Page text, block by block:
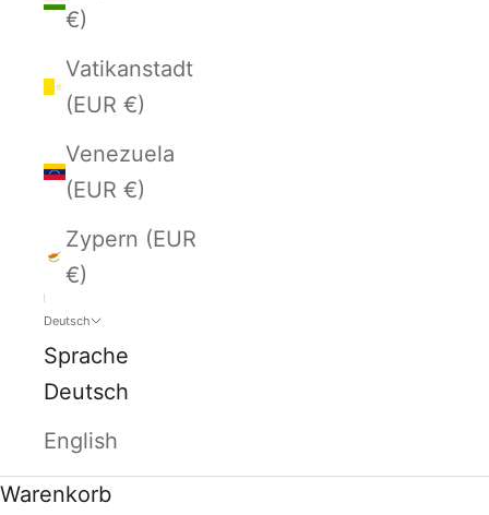
€)
Vatikanstadt
(EUR €)
Venezuela
(EUR €)
Zypern (EUR
€)
Deutsch
Sprache
Deutsch
English
Warenkorb